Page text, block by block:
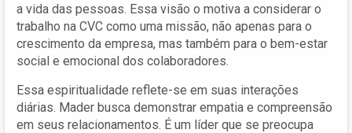
a vida das pessoas. Essa visão o motiva a considerar o
trabalho na CVC como uma missão, não apenas para o
crescimento da empresa, mas também para o bem-estar
social e emocional dos colaboradores.
Essa espiritualidade reflete-se em suas interações
diárias. Mader busca demonstrar empatia e compreensão
em seus relacionamentos. É um líder que se preocupa